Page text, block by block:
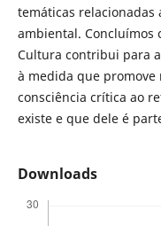
temáticas relacionadas
ambiental. Concluímos
Cultura contribui para
à medida que promove
consciência crítica ao
existe e que dele é
Downloads